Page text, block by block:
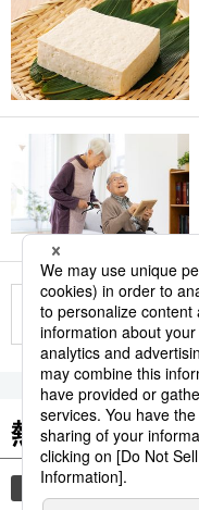
熱門關鍵詞
教育 禮儀